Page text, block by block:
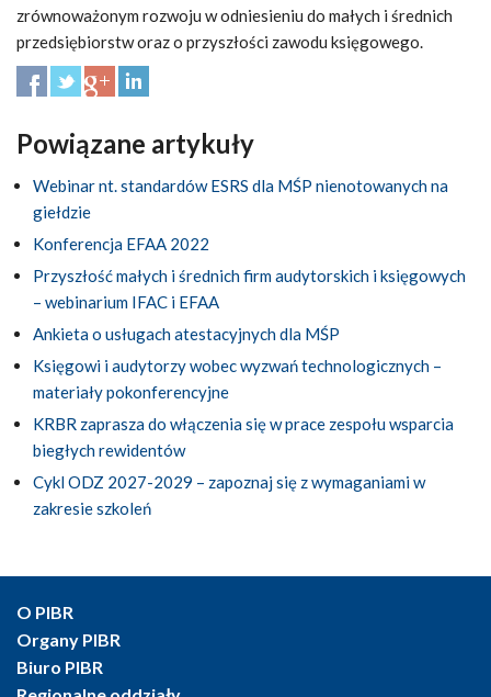
zrównoważonym rozwoju w odniesieniu do małych i średnich
przedsiębiorstw oraz o przyszłości zawodu księgowego.
Powiązane artykuły
Webinar nt. standardów ESRS dla MŚP nienotowanych na
giełdzie
Konferencja EFAA 2022
Przyszłość małych i średnich firm audytorskich i księgowych
– webinarium IFAC i EFAA
Ankieta o usługach atestacyjnych dla MŚP
Księgowi i audytorzy wobec wyzwań technologicznych –
materiały pokonferencyjne
KRBR zaprasza do włączenia się w prace zespołu wsparcia
biegłych rewidentów
Cykl ODZ 2027-2029 – zapoznaj się z wymaganiami w
zakresie szkoleń
O PIBR
Organy PIBR
Biuro PIBR